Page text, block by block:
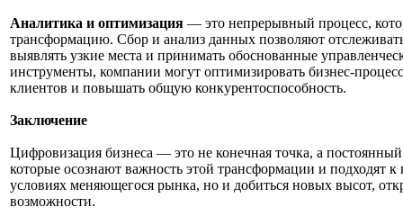
Аналитика и оптимизация — это непрерывный процесс,
трансформацию. Сбор и анализ данных позволяют
выявлять узкие места и принимать обоснованные
инструменты, компании могут оптимизировать бизнес-
клиентов и повышать общую конкурентоспособность.
Заключение
Цифровизация бизнеса — это не конечная точка, а
которые осознают важность этой трансформации и подходят
условиях меняющегося рынка, но и добиться новых высот,
возможности.